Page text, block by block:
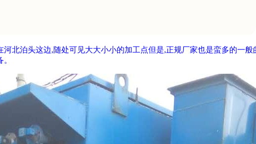
北泊头这边,随处可见大大小小的加工点但是,正规厂家也是蛮多的一